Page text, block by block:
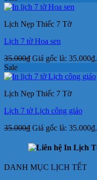
Lịch Nẹp Thiếc 7 Tờ
Lịch 7 tờ Hoa sen
35.000₫ Giá gốc là: 35.000₫.
Sale
Lịch Nẹp Thiếc 7 Tờ
Lịch 7 tờ Lịch công giáo
35.000₫ Giá gốc là: 35.000₫.
DANH MỤC LỊCH TẾT